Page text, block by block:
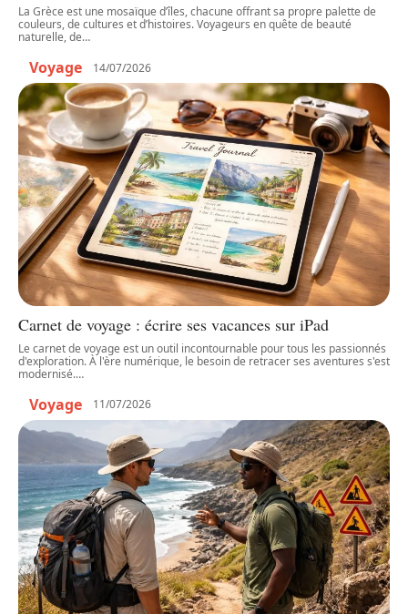
La Grèce est une mosaïque d’îles, chacune offrant sa propre palette de
couleurs, de cultures et d’histoires. Voyageurs en quête de beauté
naturelle, de…
Voyage 14/07/2026
Carnet de voyage : écrire ses vacances sur iPad
Le carnet de voyage est un outil incontournable pour tous les passionnés
d'exploration. À l'ère numérique, le besoin de retracer ses aventures s'est
modernisé.…
Voyage 11/07/2026